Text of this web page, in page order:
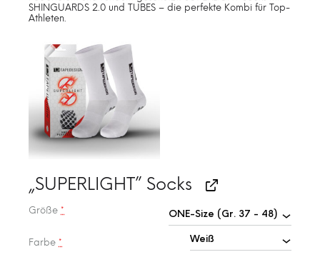
SHINGUARDS 2.0 und TUBES – die perfekte Kombi für Top-
Athleten.
„SUPERLIGHT” Socks
Größe *
Farbe *